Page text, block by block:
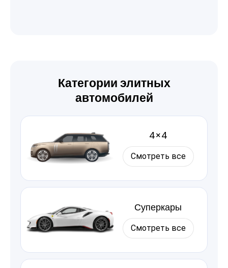
Категории элитных
автомобилей
4×4
Смотреть все
Суперкары
Смотреть все